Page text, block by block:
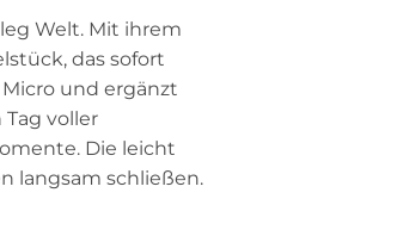
Welt. Mit ihrem
das sofort
und ergänzt
voller
Die leicht
langsam schließen.